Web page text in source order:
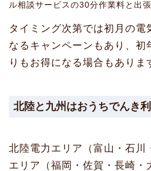
ル相談サービスの30分作業料と出
タイミング次第では初月の電
なるキャンペーンもあり、初
りもお得になる場合もありま
北陸と九州はおうちでんき
北陸電力エリア（富山・石川
エリア（福岡・佐賀・長崎・